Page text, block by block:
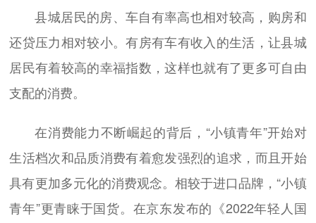
县城居民的房、车自有率高也相对较高，购房和
还贷压力相对较小。有房有车有收入的生活，让县城
居民有着较高的幸福指数，这样也就有了更多可自由
支配的消费。
在消费能力不断崛起的背后，“小镇青年”开始对
生活档次和品质消费有着愈发强烈的追求，而且开始
具有更加多元化的消费观念。相较于进口品牌，“小镇
青年”更青睐于国货。在京东发布的《2022年轻人国